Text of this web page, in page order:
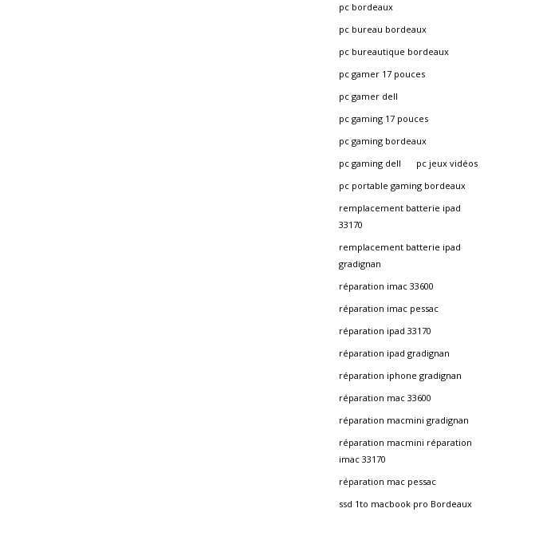
pc bordeaux
pc bureau bordeaux
pc bureautique bordeaux
pc gamer 17 pouces
pc gamer dell
pc gaming 17 pouces
pc gaming bordeaux
pc gaming dell
pc jeux vidéos
pc portable gaming bordeaux
remplacement batterie ipad
33170
remplacement batterie ipad
gradignan
réparation imac 33600
réparation imac pessac
réparation ipad 33170
réparation ipad gradignan
réparation iphone gradignan
réparation mac 33600
réparation macmini gradignan
réparation macmini réparation
imac 33170
réparation mac pessac
ssd 1to macbook pro Bordeaux